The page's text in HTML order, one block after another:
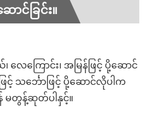
ာင်ခြင်း။
လေကြောင်း၊ အမြန်ဖြင့် ပို့ဆောင်
ြင့် သင်္ဘောဖြင့် ပို့ဆောင်လိုပါက
တွန့်ဆုတ်ပါနှင့်။